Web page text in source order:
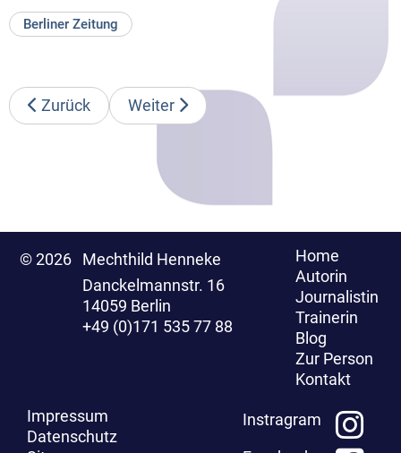
Berliner Zeitung
Zurück Weiter
© 2026
Mechthild Henneke
Danckelmannstr. 16
14059 Berlin
+49 (0)171 535 77 88
Home
Autorin
Journalistin
Trainerin
Blog
Zur Person
Kontakt
Impressum
Datenschutz
Instragram